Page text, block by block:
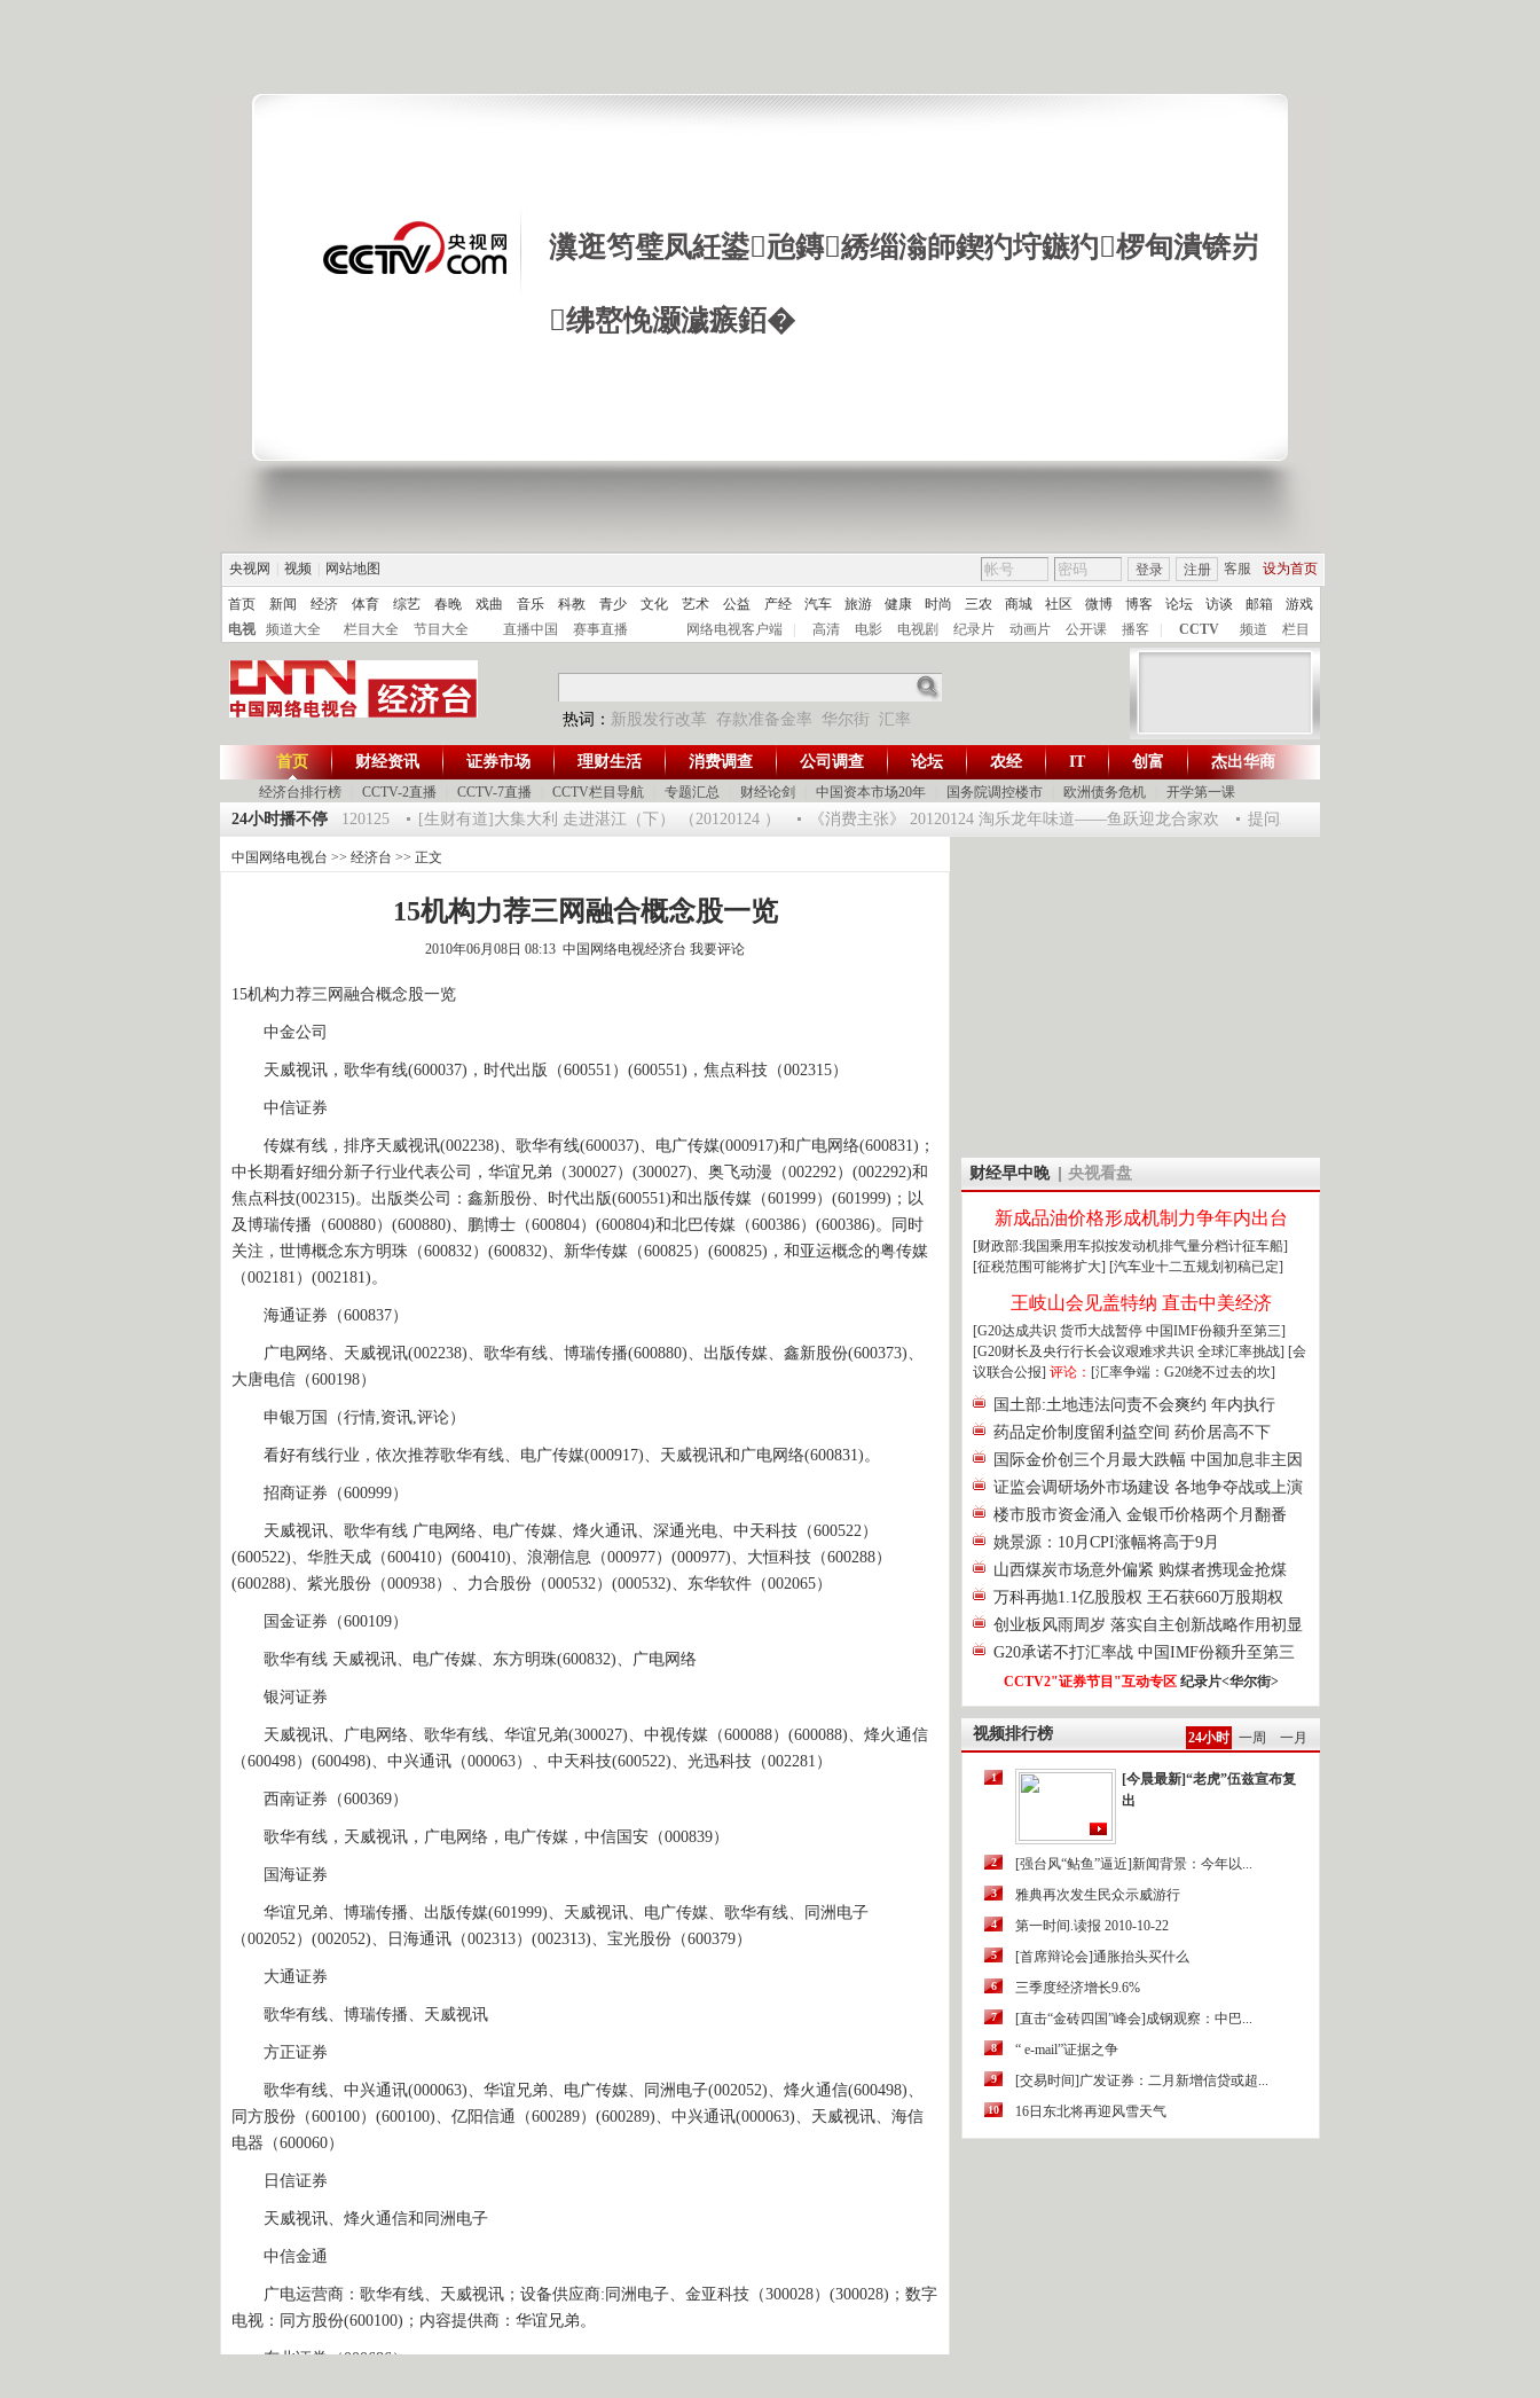
瀵逛笉璧凤紝鍙兘鏄綉缁滃師鍥犳垨鏃犳椤甸潰锛岃
绋嶅悗灏濊瘯銆�
央视网 视频 网站地图 客服 设为首页
登录 注册
首页 新闻 经济 体育 综艺 春晚 戏曲 音乐 科教 青少 文化 艺术 公益 产经 汽车 旅游 健康 时尚 三农 商城 社区 微博 博客 论坛 访谈 邮箱
游戏
电视
频道大全 栏目大全 节目大全 直播中国 赛事直播 网络电视客户端 | 高清 电影 电视剧 纪录片 动画片 公开课 播客 | CCTV 频道 栏目
热词： 新股发行改革 存款准备金率 华尔街 汇率
财智生活 一键通达
首页
经济台排行榜 CCTV-2直播 CCTV-7直播 CCTV栏目导航 专题汇总 财经论剑 中国资本市场20年 国务院调控楼市 欧洲债务危机 开学第一课
财经资讯 证券市场 理财生活 消费调查 公司调查 论坛 农经 IT 创富 杰出华商
24小时播不停
《第一时间》 20120125 [生财有道]大集大利 走进湛江（下） （20120124 ） 《消费主张》 20120124 淘乐龙年味道——鱼跃迎龙合家欢 提问2012：机遇与悬念共存
中国网络电视台 >> 经济台 >> 正文
15机构力荐三网融合概念股一览
2010年06月08日 08:13 中国网络电视经济台 我要评论
15机构力荐三网融合概念股一览
中金公司
天威视讯，歌华有线(600037)，时代出版（600551）(600551)，焦点科技（002315）
中信证券
传媒有线，排序天威视讯(002238)、歌华有线(600037)、电广传媒(000917)和广电网络(600831)；
中长期看好细分新子行业代表公司，华谊兄弟（300027）(300027)、奥飞动漫（002292）(002292)和
焦点科技(002315)。出版类公司：鑫新股份、时代出版(600551)和出版传媒（601999）(601999)；以
及博瑞传播（600880）(600880)、鹏博士（600804）(600804)和北巴传媒（600386）(600386)。同时
关注，世博概念东方明珠（600832）(600832)、新华传媒（600825）(600825)，和亚运概念的粤传媒
（002181）(002181)。
海通证券（600837）
广电网络、天威视讯(002238)、歌华有线、博瑞传播(600880)、出版传媒、鑫新股份(600373)、
大唐电信（600198）
申银万国（行情,资讯,评论）
看好有线行业，依次推荐歌华有线、电广传媒(000917)、天威视讯和广电网络(600831)。
招商证券（600999）
天威视讯、歌华有线 广电网络、电广传媒、烽火通讯、深通光电、中天科技（600522）
(600522)、华胜天成（600410）(600410)、浪潮信息（000977）(000977)、大恒科技（600288）
(600288)、紫光股份（000938）、力合股份（000532）(000532)、东华软件（002065）
国金证券（600109）
歌华有线 天威视讯、电广传媒、东方明珠(600832)、广电网络
银河证券
天威视讯、广电网络、歌华有线、华谊兄弟(300027)、中视传媒（600088）(600088)、烽火通信
（600498）(600498)、中兴通讯（000063）、中天科技(600522)、光迅科技（002281）
西南证券（600369）
歌华有线，天威视讯，广电网络，电广传媒，中信国安（000839）
国海证券
华谊兄弟、博瑞传播、出版传媒(601999)、天威视讯、电广传媒、歌华有线、同洲电子
（002052）(002052)、日海通讯（002313）(002313)、宝光股份（600379）
大通证券
歌华有线、博瑞传播、天威视讯
方正证券
歌华有线、中兴通讯(000063)、华谊兄弟、电广传媒、同洲电子(002052)、烽火通信(600498)、
同方股份（600100）(600100)、亿阳信通（600289）(600289)、中兴通讯(000063)、天威视讯、海信
电器（600060）
日信证券
天威视讯、烽火通信和同洲电子
中信金通
广电运营商：歌华有线、天威视讯；设备供应商:同洲电子、金亚科技（300028）(300028)；数字
电视：同方股份(600100)；内容提供商：华谊兄弟。
东北证券（000686）
财经早中晚 央视看盘
新成品油价格形成机制力争年内出台
[财政部:我国乘用车拟按发动机排气量分档计征车船]
[征税范围可能将扩大] [汽车业十二五规划初稿已定]
王岐山会见盖特纳 直击中美经济
[G20达成共识 货币大战暂停 中国IMF份额升至第三]
[G20财长及央行行长会议艰难求共识 全球汇率挑战] [会
议联合公报] 评论： [汇率争端：G20绕不过去的坎]
国土部:土地违法问责不会爽约 年内执行
药品定价制度留利益空间 药价居高不下
国际金价创三个月最大跌幅 中国加息非主因
证监会调研场外市场建设 各地争夺战或上演
楼市股市资金涌入 金银币价格两个月翻番
姚景源：10月CPI涨幅将高于9月
山西煤炭市场意外偏紧 购煤者携现金抢煤
万科再抛1.1亿股股权 王石获660万股期权
创业板风雨周岁 落实自主创新战略作用初显
G20承诺不打汇率战 中国IMF份额升至第三
CCTV2"证券节目"互动专区 纪录片<华尔街>
视频排行榜 24小时 一周 一月
1
[今晨最新]“老虎”伍兹宣布复
出
2 [强台风“鲇鱼”逼近]新闻背景：今年以...
3 雅典再次发生民众示威游行
4 第一时间.读报 2010-10-22
5 [首席辩论会]通胀抬头买什么
6 三季度经济增长9.6%
7 [直击“金砖四国”峰会]成钢观察：中巴...
8 “ e-mail”证据之争
9 [交易时间]广发证券：二月新增信贷或超...
10 16日东北将再迎风雪天气